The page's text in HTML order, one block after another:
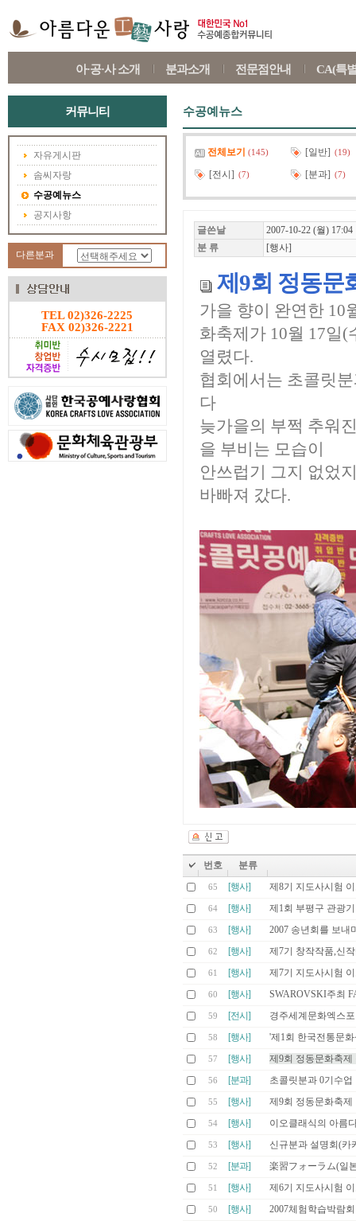
아·공·사 소개 분과소개 전문점안내 CA(특
커뮤니티
자유게시판
솜씨자랑
수공예뉴스
공지사항
다른분과
TEL 02)326-2225
FAX 02)326-2221
수공예뉴스
전체보기 (145) [일반] (19)
[전시] (7) [분과] (7)
글쓴날
2007-10-22 (월) 17:04
분 류
[행사]
제9회 정동문
가을 향이 완연한 10
화축제가 10월 17일
열렸다.
협회에서는 초콜릿
다
늦가을의 부쩍 추워
을 부비는 모습이
안쓰럽기 그지 없었
바빠져 갔다.
번호 분류
65 [행사] 제8기 지도사시험
64 [행사] 제1회 부평구 관광
63 [행사] 2007 송년회를 보내
62 [행사] 제7기 창작작품,신
61 [행사] 제7기 지도사시험
60 [행사] SWAROVSKI주최
59 [전시] 경주세계문화엑스
58 [행사] '제1회 한국전통문
57 [행사] 제9회 정동문화축제
56 [분과] 초콜릿분과 0기수업
55 [행사] 제9회 정동문화축제
54 [행사] 이오클래식의 아름
53 [행사] 신규분과 설명회(카
52 [분과] 楽習フォーラム(일
51 [행사] 제6기 지도사시험
50 [행사] 2007체험학습박람